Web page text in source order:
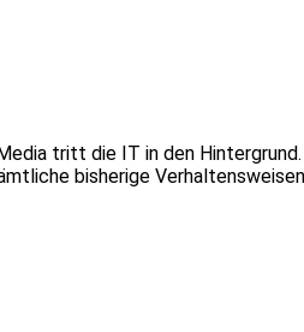
tritt die IT in den
bisherige